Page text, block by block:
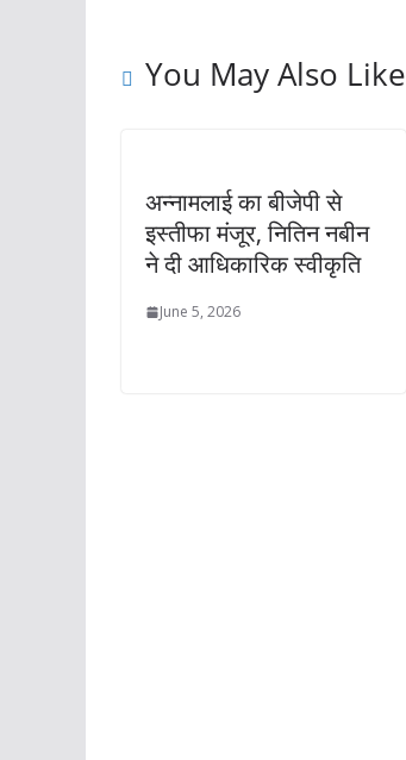
You May Also Like
अन्नामलाई का बीजेपी से
इस्तीफा मंजूर, नितिन नबीन
ने दी आधिकारिक स्वीकृति
June 5, 2026